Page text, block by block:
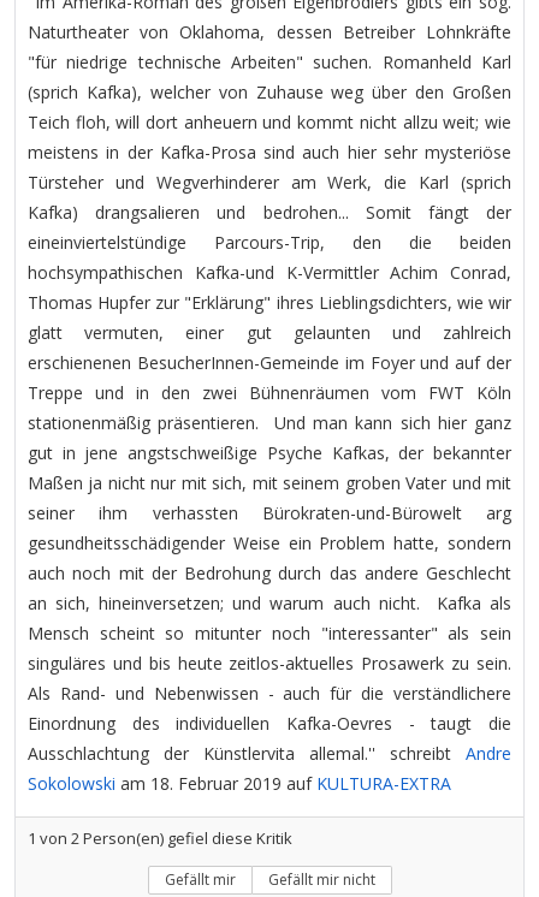
Naturtheater von Oklahoma, dessen Betreiber Lohnkräfte
"für niedrige technische Arbeiten" suchen. Romanheld Karl
(sprich Kafka), welcher von Zuhause weg über den Großen
Teich floh, will dort anheuern und kommt nicht allzu weit; wie
meistens in der Kafka-Prosa sind auch hier sehr mysteriöse
Türsteher und Wegverhinderer am Werk, die Karl (sprich
Kafka) drangsalieren und bedrohen... Somit fängt der
eineinviertelstündige Parcours-Trip, den die beiden
hochsympathischen Kafka-und K-Vermittler Achim Conrad,
Thomas Hupfer zur "Erklärung" ihres Lieblingsdichters, wie wir
glatt vermuten, einer gut gelaunten und zahlreich
erschienenen BesucherInnen-Gemeinde im Foyer und auf der
Treppe und in den zwei Bühnenräumen vom FWT Köln
stationenmäßig präsentieren. Und man kann sich hier ganz
gut in jene angstschweißige Psyche Kafkas, der bekannter
Maßen ja nicht nur mit sich, mit seinem groben Vater und mit
seiner ihm verhassten Bürokraten-und-Bürowelt arg
gesundheitsschädigender Weise ein Problem hatte, sondern
auch noch mit der Bedrohung durch das andere Geschlecht
an sich, hineinversetzen; und warum auch nicht. Kafka als
Mensch scheint so mitunter noch "interessanter" als sein
singuläres und bis heute zeitlos-aktuelles Prosawerk zu sein.
Als Rand- und Nebenwissen - auch für die verständlichere
Einordnung des individuellen Kafka-Oevres - taugt die
Ausschlachtung der Künstlervita allemal.'' schreibt Andre
Sokolowski am 18. Februar 2019 auf KULTURA-EXTRA
1 von 2Person(en) gefiel diese Kritik
Gefällt mir Gefällt mir nicht